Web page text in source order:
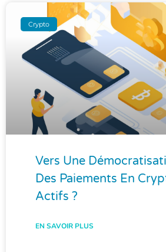
Crypto
Vers Une
Des Paiements En
Actifs ?
EN SAVOIR PLUS